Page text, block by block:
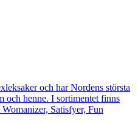
och har Nordens största
och henne. I sortimentet finns
Satisfyer, Fun